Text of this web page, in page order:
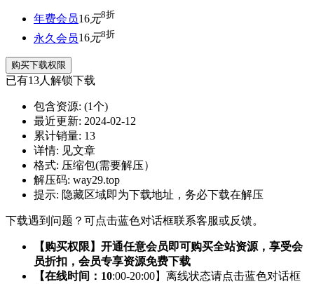
年费会员16元8折
永久会员16元8折
购买下载权限
已有13人解锁下载
包含资源: (1个)
最近更新: 2024-02-12
累计销量: 13
详情: 见文章
格式: 压缩包(需要解压）
解压码: way29.top
提示: 隐藏区域即为下载地址，务必下载在解压
下载遇到问题？可点击蓝色对话框联系客服或反馈。
【购买权限】开通任意会员即可购买全站资源，享受会
员折扣，会员专享资源免费下载
【在线时间：10:00-20:00】离线状态请点击蓝色对话框